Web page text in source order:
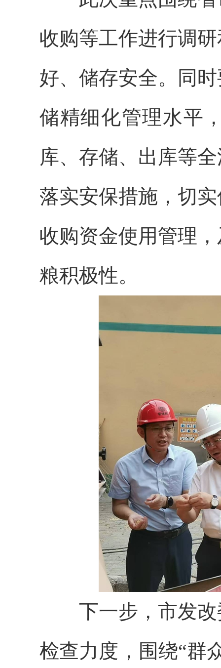
收购等工作进行调
好、储存安全。同
储精细化管理水平
库、存储、出库等
落实安保措施，切
收购资金使用管理
粮积极性。
下一步，市发改
检查力度，围绕“群